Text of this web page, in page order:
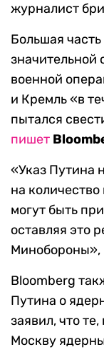
журналист
Большая
значительной
военной
и Кремль «в
пытался
пишет
«Указ Путина
на
могут быть
оставляя это
Минобороны»,
Bloomberg
Путина о
заявил, что
Москву